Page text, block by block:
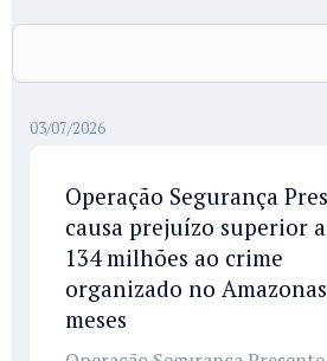
03/07/2026
Operação Segurança
causa prejuízo superior a
134 milhões ao crime
organizado no
meses